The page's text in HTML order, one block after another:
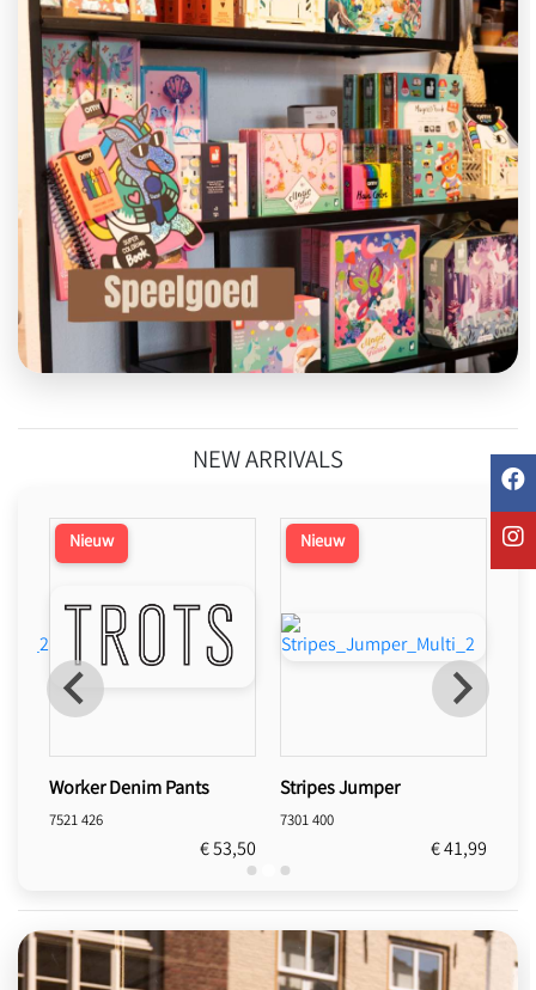
NEW ARRIVALS
Stripes Jumper
7301 400
€ 41,99
Soft Denim Jacket
4465 002
€ 56,50